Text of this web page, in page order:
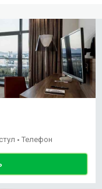
• Телефон